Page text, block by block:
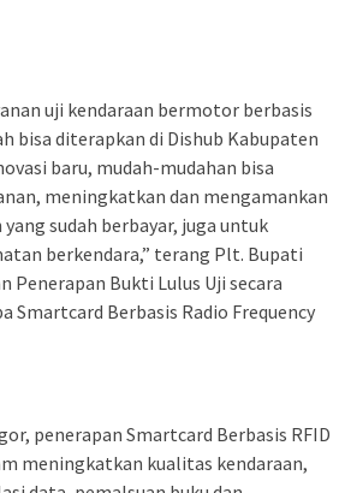
uji kendaraan bermotor berbasis
bisa diterapkan di Dishub Kabupaten
baru, mudah-mudahan bisa
meningkatkan dan mengamankan
sudah berbayar, juga untuk
berkendara,” terang Plt. Bupati
Penerapan Bukti Lulus Uji secara
Smartcard Berbasis Radio Frequency
penerapan Smartcard Berbasis RFID
meningkatkan kualitas kendaraan,